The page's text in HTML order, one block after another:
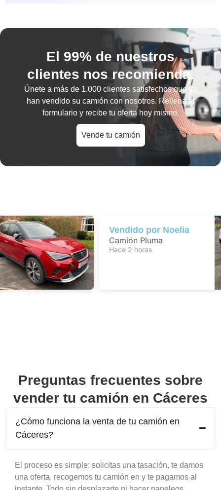
El 99% de nuestros
clientes nos recomienda.
Únete a más de 1.000 clientes satisfechosque ya
han vendido su camión con nosotros. Rellena el
formulario y recibe tu oferta hoy mismo.
Vende tu camión
Vendido porNoelia
Camión Pluma
Hace 2 horas
Preguntas frecuentes sobre
vender tu camión en Cáceres
¿Cómo funciona la venta de tu camión en
Cáceres?
El proceso es simple: solicitas una tasación, te damos
una oferta, recogemos tu camión en y te pagamos al